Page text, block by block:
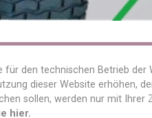
für den technischen Betrieb
dieser Website erhöhen,
sollen, werden nur mit Ihrer
hier.